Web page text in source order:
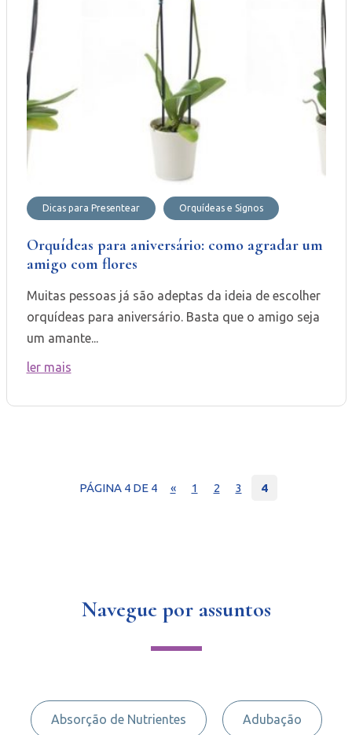
Dicas para Presentear Orquídeas e Signos
Orquídeas para aniversário: como agradar um
amigo com flores
Muitas pessoas já são adeptas da ideia de escolher
orquídeas para aniversário. Basta que o amigo seja
um amante...
ler mais
PÁGINA 4 DE 4 « 1 2 3 4
Navegue por assuntos
Absorção de Nutrientes Adubação